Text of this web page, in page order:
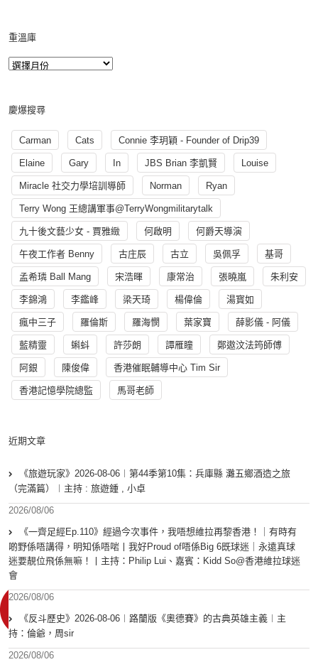
重溫庫
慶爆搜尋
Carman Cats Connie 李玥穎 - Founder of Drip39
Elaine Gary In JBS Brian 李凱賢 Louise
Miracle 社交力學培訓導師 Norman Ryan
Terry Wong 王總講軍事@TerryWongmilitarytalk
九十後文藝少女 - 賈雅緻 何啟明 何爵天導演
午夜工作者 Benny 古庄辰 古立 吳佩孚 基哥
孟希璘 Ball Mang 宋浩暉 康常治 張曉嵐 朱利安
李錦鴻 李鑑峰 梁天琦 楊偉倫 湯寳如
瘋中三子 羅倫斯 羅海憫 葉家寶 薛影儀 - 阿儀
藍精靈 蝌蚪 許莎朗 譚雁瞳 鄭遨汶法筠師傅
阿銀 陳俊偉 香港催眠輔導中心 Tim Sir
香港記憶學院總監 馬哥老師
近期文章
《旅遊玩家》2026-08-06︱第44季第10集：兵庫縣 灘五鄉酒造之旅
（完滿篇）︱主持 : 旅遊鍾 , 小卓
2026/08/06
《一齊足經Ep.110》經過今次事件，我唔想維拉再黎香港！｜有時有
啲野係唔講得，明知係唔啱丨我好Proud of唔係Big 6既球迷｜永遠真球
迷要靚位飛係無嘛！丨主持：Philip Lui、嘉賓：Kidd So@香港維拉球迷
會
2026/08/06
《反斗歷史》2026-08-06︱路蘭版《奧德賽》的古典英雄主義︱主
持：倫爺，周sir
2026/08/06